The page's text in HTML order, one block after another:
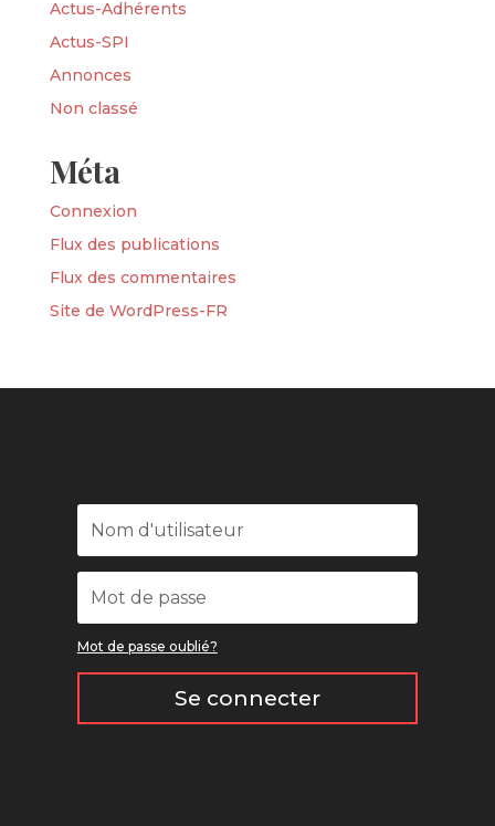
Actus-Adhérents
Actus-SPI
Annonces
Non classé
Méta
Connexion
Flux des publications
Flux des commentaires
Site de WordPress-FR
Mot de passe oublié?
Se connecter